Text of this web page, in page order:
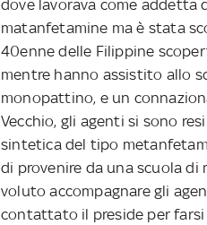
dove lavorava come addetta
matanfetamine ma è stata
40enne delle Filippine
mentre hanno assistito allo
monopattino, e un
Vecchio, gli agenti si sono
sintetica del tipo
di provenire da una scuola di
voluto accompagnare gli
contattato il preside per farsi